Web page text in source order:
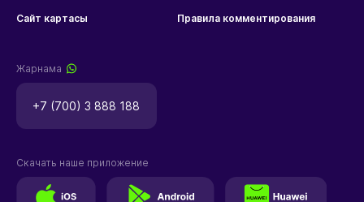
Сайт картасы Правила комментирования
Жарнама
+7 (700) 3 888 188
Скачать наше приложение